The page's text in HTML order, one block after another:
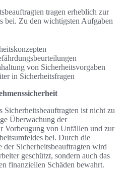
tragen erheblich zur
bei. Zu den wichtigsten Aufgaben
von Sicherheitsvorgaben
in Sicherheitsfragen
ist nicht zu
Überwachung der
Vorbeugung von Unfällen und zur
bei. Durch die
der Sicherheitsbeauftragten wird
geschützt, sondern auch das
finanziellen Schäden bewahrt.